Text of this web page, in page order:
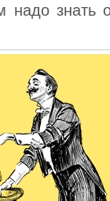
надо знать